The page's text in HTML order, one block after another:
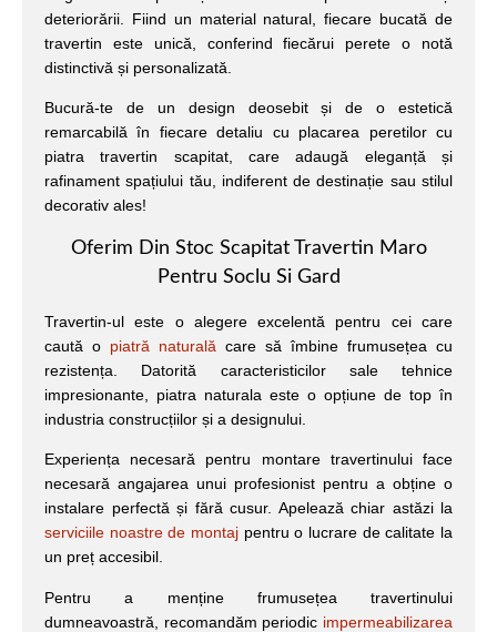
deteriorării. Fiind un material natural, fiecare bucată de
travertin este unică, conferind fiecărui perete o notă
distinctivă și personalizată.
Bucură-te de un design deosebit și de o estetică
remarcabilă în fiecare detaliu cu placarea peretilor cu
piatra travertin scapitat, care adaugă eleganță și
rafinament spațiului tău, indiferent de destinație sau stilul
decorativ ales!
Oferim Din Stoc Scapitat Travertin Maro
Pentru Soclu Si Gard
Travertin-ul este o alegere excelentă pentru cei care
caută o piatră naturală care să îmbine frumusețea cu
rezistența. Datorită caracteristicilor sale tehnice
impresionante, piatra naturala este o opțiune de top în
industria construcțiilor și a designului.
Experiența necesară pentru montare travertinului face
necesară angajarea unui profesionist pentru a obține o
instalare perfectă și fără cusur. Apelează chiar astăzi la
serviciile noastre de montaj pentru o lucrare de calitate la
un preț accesibil.
Pentru a menține frumusețea travertinului
dumneavoastră, recomandăm periodic impermeabilizarea